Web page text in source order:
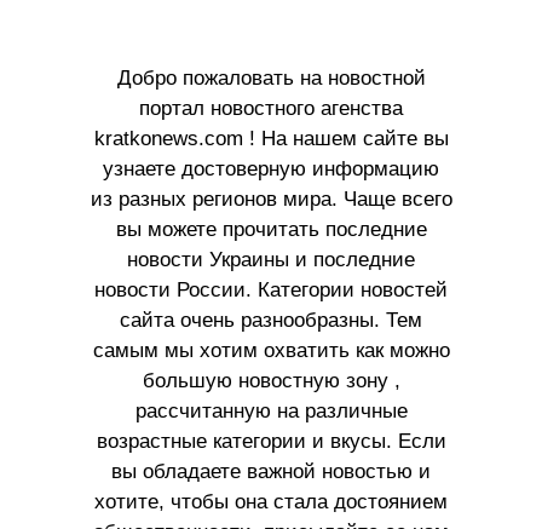
Добро пожаловать на новостной
портал новостного агенства
kratkonews.com ! На нашем сайте вы
узнаете достоверную информацию
из разных регионов мира. Чаще всего
вы можете прочитать последние
новости Украины и последние
новости России. Категории новостей
сайта очень разнообразны. Тем
самым мы хотим охватить как можно
большую новостную зону ,
рассчитанную на различные
возрастные категории и вкусы. Если
вы обладаете важной новостью и
хотите, чтобы она стала достоянием